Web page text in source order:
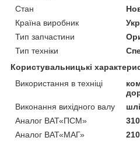
Стан
Країна виробник
Тип запчастини
Тип техніки
Користувальницькі
Використання в техніці
Виконання вихідного валу
Аналог ВАТ«ПСМ»
Аналог ВАТ«МАГ»